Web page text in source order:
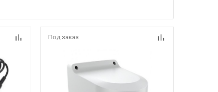
Под заказ